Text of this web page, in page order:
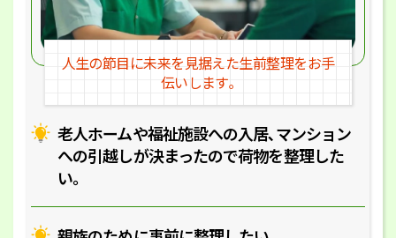
老人ホームや福祉施設への入居､マンション
への引越しが決まったので荷物を整理した
い｡
人生の節目に未来を見据えた生前整理をお手
伝いします｡